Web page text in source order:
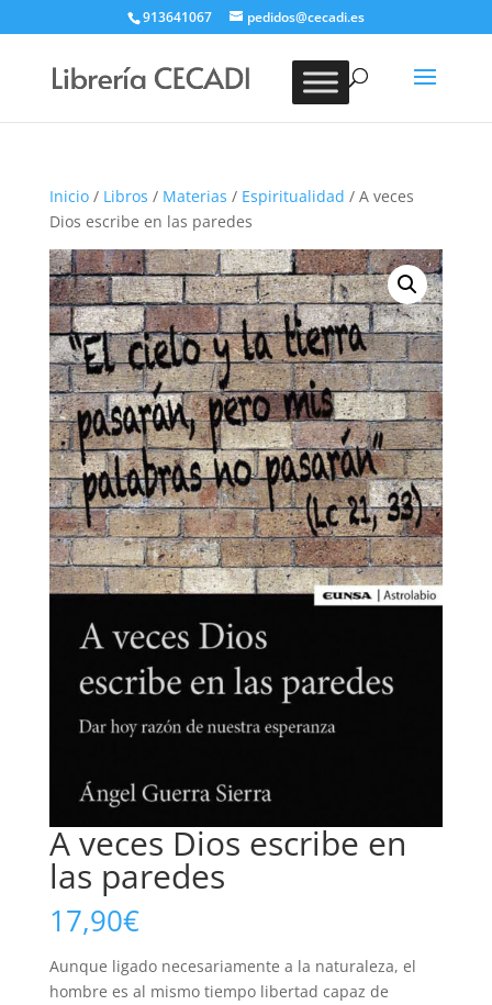
913641067 pedidos@cecadi.es
BUSCAR
Inicio/ Libros / Materias / Espiritualidad / A veces
Dios escribe en las paredes
A veces Dios escribe en
las paredes
17,90€
Aunque ligado necesariamente a la naturaleza, el
hombre es al mismo tiempo libertad capaz de